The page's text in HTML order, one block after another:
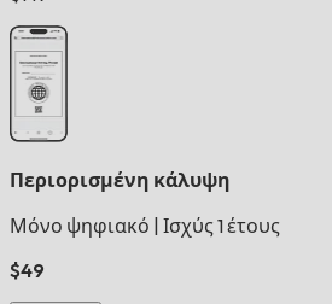
Περιορισμένη κάλυψη
Μόνο ψηφιακό Ισχύς 1 έτους
$49